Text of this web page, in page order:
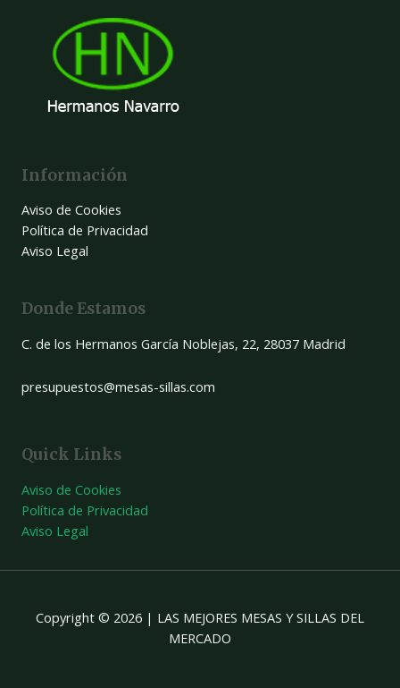
Información
Aviso de Cookies
Política de Privacidad
Aviso Legal
Donde Estamos
C. de los Hermanos García Noblejas, 22, 28037 Madrid
presupuestos@mesas-sillas.com
Quick Links
Aviso de Cookies
Política de Privacidad
Aviso Legal
Copyright © 2026 | LAS MEJORES MESAS Y SILLAS DEL
MERCADO